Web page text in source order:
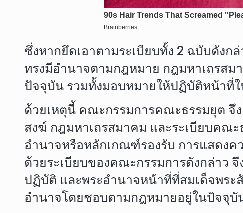
ซึ่งหากยึดเอาตามระเบียบทั้ง 2 ฉบับดัง
ทรงมีอำนาจตามกฎหมาย กฎมหาเถรส
ปัจจุบัน รวมทั้งมอบหมายให้ปฏิบัติหน้าที่
ด้วยเหตุนี้ คณะกรรมการคณะธรรมยุต
สงฆ์ กฎมหาเถรสมาคม และระเบียบคณ
อำนาจหรือหลักเกณฑ์รองรับ การแสดง
ด้วยระเบียบของคณะกรรมการดังกล่าว
ปฏิบัติ และพระอำนาจหน้าที่ที่สมเด็จพระ
อำนาจโดยชอบตามกฎหมายอยู่ในปัจจุบั